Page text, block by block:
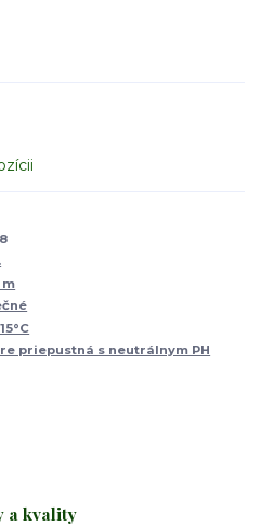
m
priepustná s neutrálnym PH
a kvality